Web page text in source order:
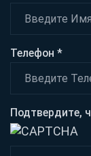
Телефон *
Подтвердите,